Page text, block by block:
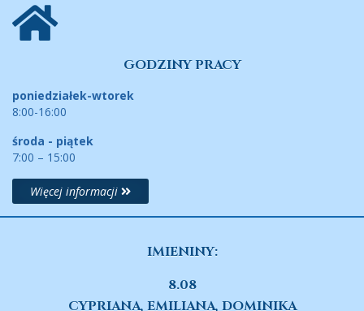
GODZINY PRACY
poniedziałek-wtorek
8:00-16:00
środa - piątek
7:00 – 15:00
Więcej informacji
IMIENINY:
8.08
CYPRIANA, EMILIANA, DOMINIKA